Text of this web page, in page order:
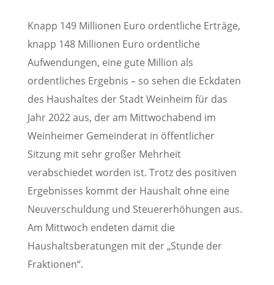
Knapp 149 Millionen Euro ordentliche Erträge,
knapp 148 Millionen Euro ordentliche
Aufwendungen, eine gute Million als
ordentliches Ergebnis – so sehen die Eckdaten
des Haushaltes der Stadt Weinheim für das
Jahr 2022 aus, der am Mittwochabend im
Weinheimer Gemeinderat in öffentlicher
Sitzung mit sehr großer Mehrheit
verabschiedet worden ist. Trotz des positiven
Ergebnisses kommt der Haushalt ohne eine
Neuverschuldung und Steuererhöhungen aus.
Am Mittwoch endeten damit die
Haushaltsberatungen mit der „Stunde der
Fraktionen“.